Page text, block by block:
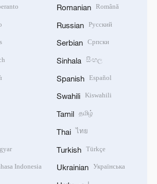
Indonesia
Romanian Română
Russian Русский
Serbian Српски
Sinhala සිංහල
Spanish Español
Swahili Kiswahili
Tamil தமிழ்
Thai ไทย
Turkish Türkçe
Ukrainian Українська